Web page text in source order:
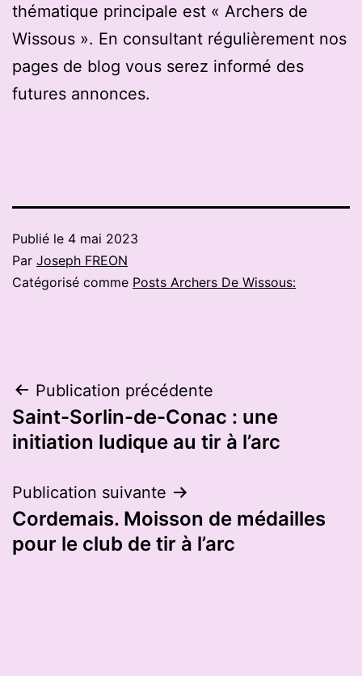
thématique principale est « Archers de
Wissous ». En consultant régulièrement nos
pages de blog vous serez informé des
futures annonces.
Publié le 4 mai 2023
Par Joseph FREON
Catégorisé comme Posts Archers De Wissous:
Navigation
de
Publication précédente
Saint-Sorlin-de-Conac : une
initiation ludique au tir à l’arc
Publication suivante
Cordemais. Moisson de médailles
pour le club de tir à l’arc